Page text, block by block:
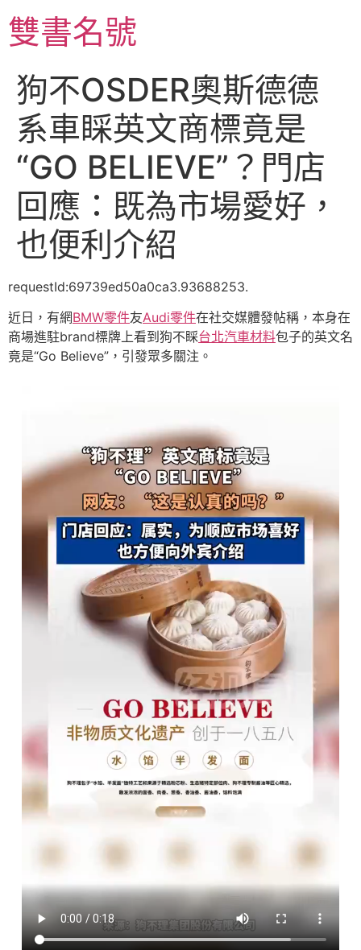
至
主雙書名號
狗不OSDER奧斯德德
系車睬英文商標竟是
“GO BELIEVE”？門店
回應：既為市場愛好，
也便利介紹
requestId:69739ed50a0ca3.93688253.
近日，有網BMW零件友Audi零件在社交媒體發帖稱，本身在
商場進駐brand標牌上看到狗不睬台北汽車材料包子的英文名
竟是“Go Believe”，引發眾多關注。